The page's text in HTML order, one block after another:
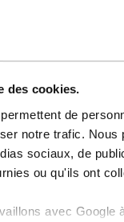
des cookies.
de
notre trafic.
sociaux, de
ou qu'ils ont
avec Google
avec imprimé serpent
74.00